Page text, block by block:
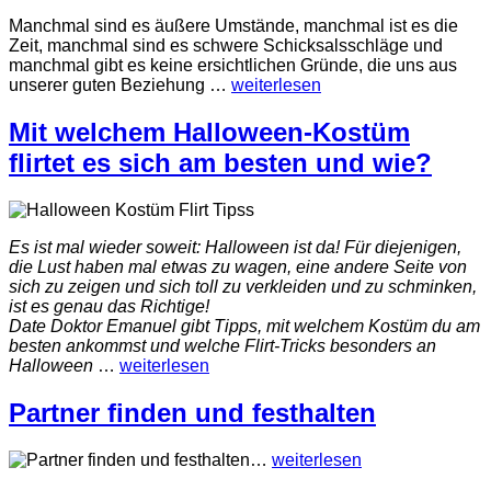
Manchmal sind es äußere Umstände, manchmal ist es die
Zeit, manchmal sind es schwere Schicksalsschläge und
manchmal gibt es keine ersichtlichen Gründe, die uns aus
unserer guten Beziehung … weiterlesen
Mit welchem Halloween-Kostüm
flirtet es sich am besten und wie?
Es ist mal wieder soweit: Halloween ist da! Für diejenigen,
die Lust haben mal etwas zu wagen, eine andere Seite von
sich zu zeigen und sich toll zu verkleiden und zu schminken,
ist es genau das Richtige!
Date Doktor Emanuel gibt Tipps, mit welchem Kostüm du am
besten ankommst und welche Flirt-Tricks besonders an
Halloween … weiterlesen
Partner finden und festhalten
… weiterlesen